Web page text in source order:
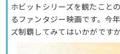
ホビットシリーズを観たこと
るファンタジー映画です。今
ズ制覇してみてはいかがです